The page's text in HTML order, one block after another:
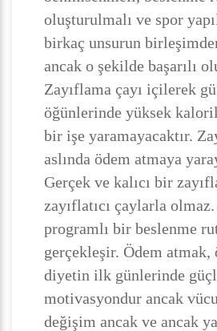
oluşturulmalı ve spor
birkaç unsurun
ancak o şekilde başarılı
Zayıflama çayı içilerek
öğünlerinde yüksek
bir işe yaramayacaktır.
aslında ödem atmaya
Gerçek ve kalıcı bir
zayıflatıcı çaylarla
programlı bir beslenme
gerçekleşir. Ödem
diyetin ilk günlerinde
motivasyondur ancak
değişim ancak ve ancak